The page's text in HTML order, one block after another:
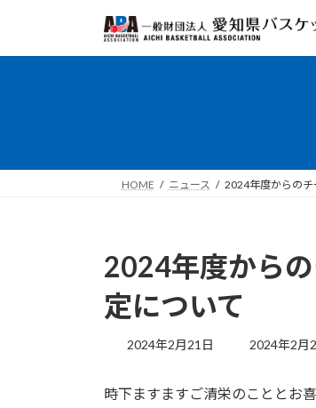
テ
ゲ
HOME ニュース 2024年度からの
2024年度から
定について
2024年2月21日
最
新
2024年2月
時下ますますご清栄のこととお